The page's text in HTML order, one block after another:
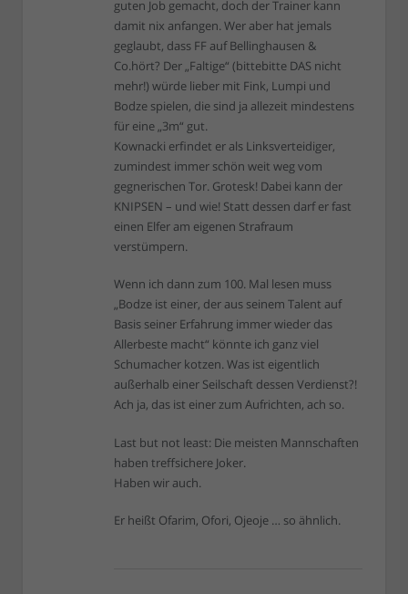
guten Job gemacht, doch der Trainer kann
damit nix anfangen. Wer aber hat jemals
geglaubt, dass FF auf Bellinghausen &
Co.hört? Der „Faltige“ (bittebitte DAS nicht
mehr!) würde lieber mit Fink, Lumpi und
Bodze spielen, die sind ja allezeit mindestens
für eine „3m“ gut.
Kownacki erfindet er als Linksverteidiger,
zumindest immer schön weit weg vom
gegnerischen Tor. Grotesk! Dabei kann der
KNIPSEN – und wie! Statt dessen darf er fast
einen Elfer am eigenen Strafraum
verstümpern.
Wenn ich dann zum 100. Mal lesen muss
„Bodze ist einer, der aus seinem Talent auf
Basis seiner Erfahrung immer wieder das
Allerbeste macht“ könnte ich ganz viel
Schumacher kotzen. Was ist eigentlich
außerhalb einer Seilschaft dessen Verdienst?!
Ach ja, das ist einer zum Aufrichten, ach so.
Last but not least: Die meisten Mannschaften
haben treffsichere Joker.
Haben wir auch.
Er heißt Ofarim, Ofori, Ojeoje … so ähnlich.